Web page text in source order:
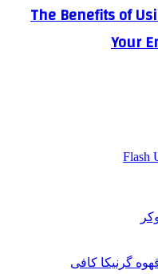
The Benefits of
Your
Flash
گرنیکا کافی